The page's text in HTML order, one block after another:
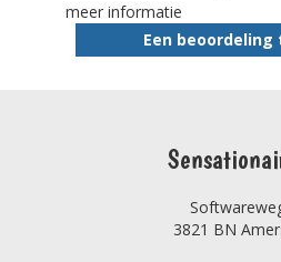
meer informatie
Een beoordeling
3821 BN